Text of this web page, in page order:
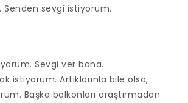
Senden sevgi istiyorum.
Sevgi ver bana.
istiyorum. Artıklarınla bile olsa,
Başka balkonları araştırmadan